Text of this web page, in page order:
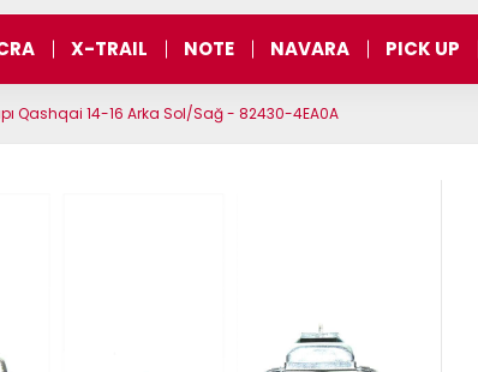
X-TRAIL NOTE NAVARA PICK UP
Qashqai 14-16 Arka Sol/Sağ - 82430-4EA0A